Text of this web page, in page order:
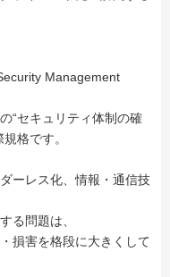
Management
“セキュリティ体制の確
格です。
ーレス化、情報・通信技
る問題は、
損害を格段に大きくして